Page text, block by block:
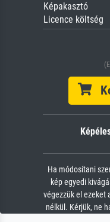
Képakasztó
Licence költség
Ha módosítani
kép egyedi
végezzük el ezeket
nélkül. Kérjük, ne